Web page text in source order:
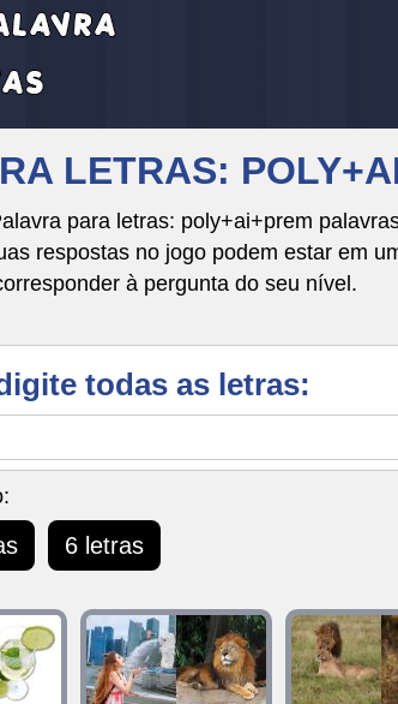
LETRAS:
para letras: poly+ai+prem
respostas no jogo podem estar em
à pergunta do seu nível.
todas as letras:
6 letras